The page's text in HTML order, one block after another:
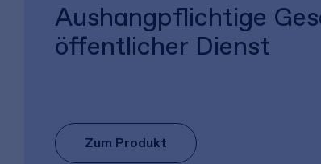
Aushangpflichtige
öffentlicher Dienst
Zum Produkt